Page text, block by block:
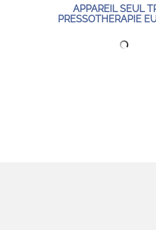
APPAREIL SEUL
PRESSOTHERAPIE